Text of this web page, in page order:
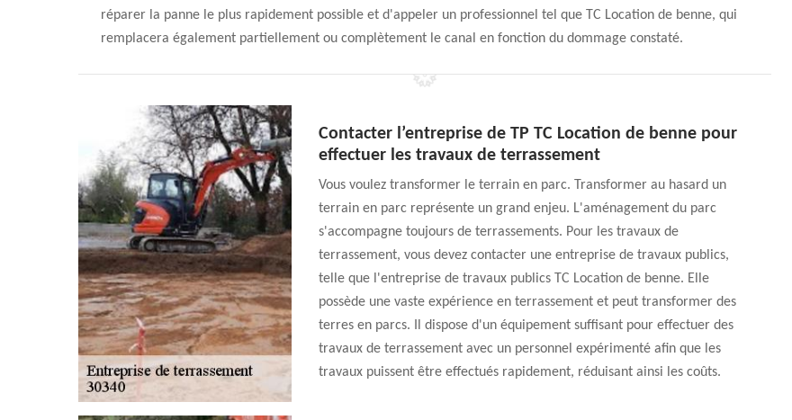
réparer la panne le plus rapidement possible et d'appeler un professionnel tel que TC Location de benne, qui
remplacera également partiellement ou complètement le canal en fonction du dommage constaté.
Contacter l’entreprise de TP TC Location de benne pour
effectuer les travaux de terrassement
Vous voulez transformer le terrain en parc. Transformer au hasard un
terrain en parc représente un grand enjeu. L'aménagement du parc
s'accompagne toujours de terrassements. Pour les travaux de
terrassement, vous devez contacter une entreprise de travaux publics,
telle que l'entreprise de travaux publics TC Location de benne. Elle
possède une vaste expérience en terrassement et peut transformer des
terres en parcs. Il dispose d'un équipement suffisant pour effectuer des
travaux de terrassement avec un personnel expérimenté afin que les
travaux puissent être effectués rapidement, réduisant ainsi les coûts.